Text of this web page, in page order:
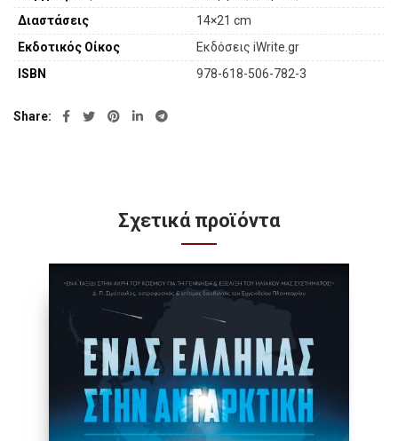
Διαστάσεις
14×21 cm
Εκδοτικός Οίκος
Εκδόσεις iWrite.gr
ISBN
978-618-506-782-3
Share
Σχετικά προϊόντα